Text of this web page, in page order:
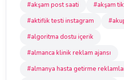
#akşam post saati
#akşam
#aktiflik testi instagram
#algoritma dostu içerik
#almanca klinik reklam ajansı
#almanya hasta getirme